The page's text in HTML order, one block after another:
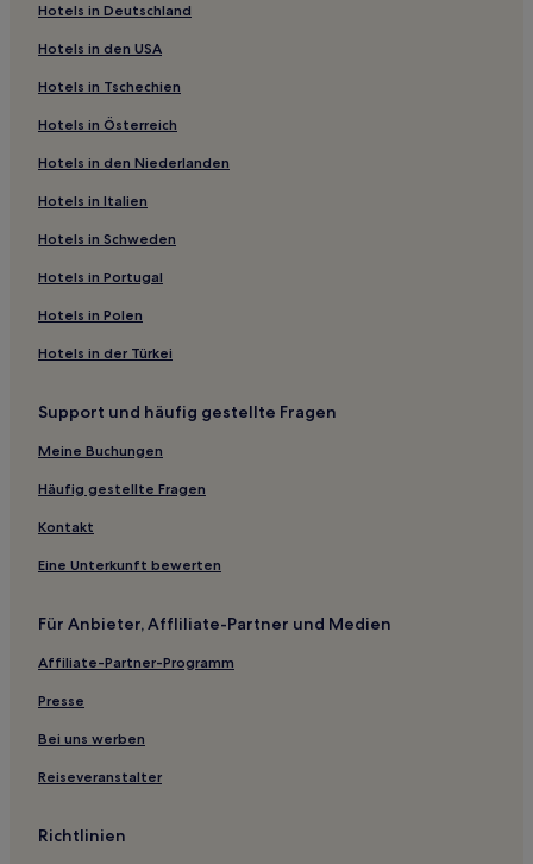
Wolthusen Hotels
Campen Hotels
Landkreis Leer: Hotels
Hamswehrum Hotels
Hotels nahe Touristeninformation Moormerland
Westermarsch Zwei Hotels
Holtgaste Hotels
Hotels nahe Ewiges Meer
Landkreis Aurich: Hotels
Kirchdorf Hotels
Hotels nahe Strand
Haxtum Hotels
Upgant-Schott Hotels
Neue Welt Hotels
Krummhörn Hotels
Ferienwohnungen in Juist
Ferienwohnungen in Landkreis Wittmund
Ferienwohnungen in Landkreis Aurich
Ferienwohnungen in Norderney
Hotels mit inbegriffenem Frühstück in Borkum
Haustierfreundliche in Borkum
Hotels in Deutschland
Hotels in den USA
Hotels in Tschechien
Hotels in Österreich
Hotels in den Niederlanden
Hotels in Italien
Hotels in Schweden
Hotels in Portugal
Hotels in Polen
Hotels in der Türkei
Support und häufig gestellte Fragen
Meine Buchungen
Häufig gestellte Fragen
Kontakt
Eine Unterkunft bewerten
Für Anbieter, Affliliate-Partner und Medien
Affiliate-Partner-Programm
Presse
Bei uns werben
Reiseveranstalter
Richtlinien